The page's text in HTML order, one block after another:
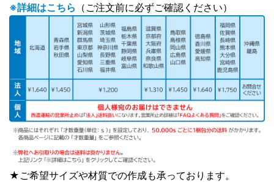
※詳細はこちら （ご注文前に必ずご確認ください）
★ご希望サイズや材質での作成も承っております。